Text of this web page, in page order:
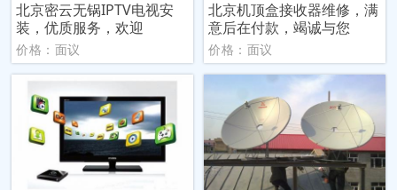
北京密云无锅IPTV电视安
装，优质服务，欢迎
价格：面议
北京机顶盒接收器维修，满
意后在付款，竭诚与您
价格：面议